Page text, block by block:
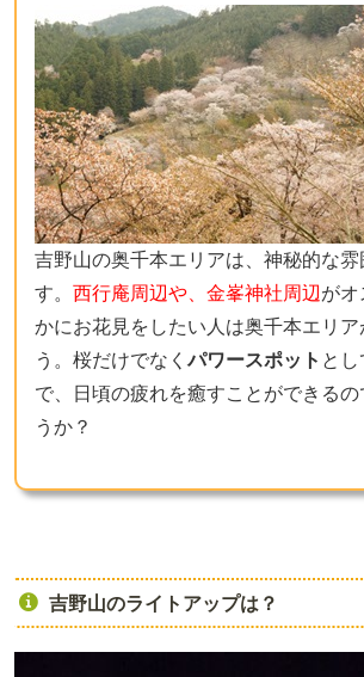
吉野山の奥千本エリアは、神秘的な雰
す。 西行庵周辺や、金峯神社周辺 がオ
かにお花見をしたい人は奥千本エリア
う。桜だけでなくパワースポット と
で、日頃の疲れを癒すことができるの
うか？
吉野山のライトアップは？